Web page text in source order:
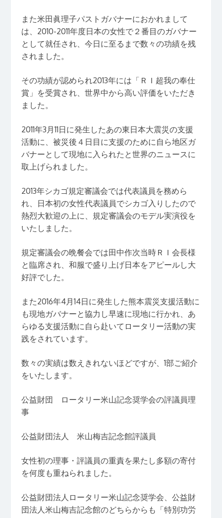
また米田眞理子パストガバナーにおかれまして
は、2010-2011年度日本の女性で２番目のガバナー
として就任され、今日に至るまで数々の功績を残
されました。
その功績が認められ2013年には「ＲＩ超我の奉仕
賞」を受賞され、世界中から高い評価をいただき
ました。
2011年3月11日に発生したあの東日本大震災の支援
活動に、被災後４日目に支援のために自ら地区ガ
バナーとして現地に入られたと世界のニュースに
取上げられました。
2013年シカゴ規定審議会では代表議員を務めら
れ、日本初の女性代表議員でシカゴ入りしたので
熱烈大歓迎の上に、規定審議会のモデル実演役を
いたしました。
規定審議会の晩餐会では田中作次当時ＲＩ会長様
と臨席され、和服で盛り上げ日本をアピールし大
好評でした。
また2016年4月14日に発生した熊本震災支援活動に
も現地ガバナーと協力し早速に現地に行かれ、あ
らゆる支援活動に自ら赴いてロータリー活動の実
践をされています。
数々の実績は数えきれないほどですが、1部ご紹介
をいたします。
公益財団 ロータリー米山記念奨学会の評議員理
事
公益財団法人 米山梅吉記念館評議員
女性初の理事・評議員の重責を果たし多額の寄付
を何度も重ねられました。
公益財団法人ロータリー米山記念奨学会、公益財
団法人米山梅吉記念館のどちらからも「特別功労